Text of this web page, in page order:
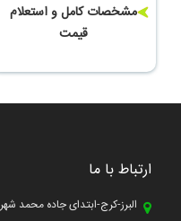
مشخصات کامل و استعلام
قیمت
ارتباط با ما
البرز-کرج-ابتدای جاده محمد شهر